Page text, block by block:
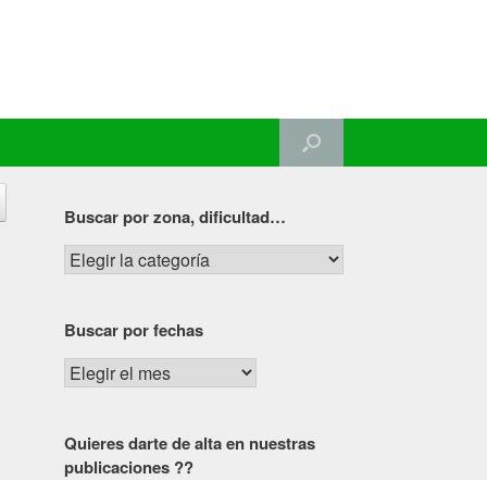
Buscar por zona, dificultad…
Buscar
por
dificultad…
Buscar por fechas
Buscar
por
Quieres darte de alta en nuestras
publicaciones ??